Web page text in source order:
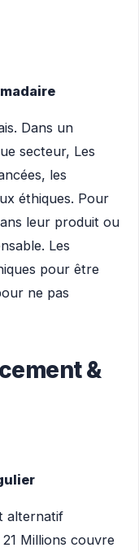
Dans un
secteur, Les
les
éthiques. Pour
leur produit ou
Les
pour être
ne pas
&
alternatif
Millions couvre